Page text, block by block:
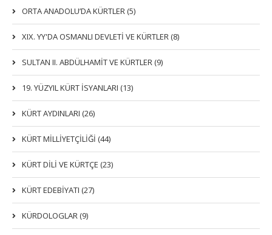
ORTA ANADOLU’DA KÜRTLER (5)
XIX. YY'DA OSMANLI DEVLETI VE KÜRTLER (8)
SULTAN II. ABDÜLHAMİT VE KÜRTLER (9)
19. YÜZYIL KÜRT İSYANLARI (13)
KÜRT AYDINLARI (26)
KÜRT MİLLİYETÇİLİĞİ (44)
KÜRT DİLİ VE KÜRTÇE (23)
KÜRT EDEBİYATI (27)
KÜRDOLOGLAR (9)